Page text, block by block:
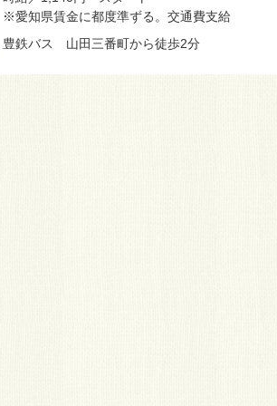
※愛知県賃金に都度準ずる。交通費支給
豊鉄バス 山田三番町から徒歩2分